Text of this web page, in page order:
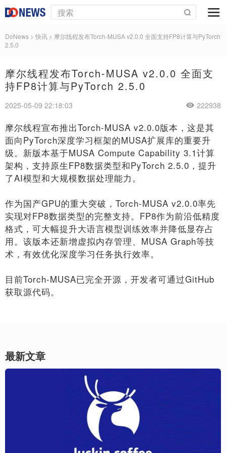
DoNews > 快讯 > 摩尔线程发布Torch-MUSA v2.0.0 全面支持FP8计算与PyTorch
2.5.0
摩尔线程发布Torch-MUSA v2.0.0 全面支
持FP8计算与PyTorch 2.5.0
2025-05-09 22:18:03 222938
摩尔线程宣布推出Torch-MUSA v2.0.0版本，这是其
面向PyTorch深度学习框架的MUSA扩展库的重要升
级。新版本基于MUSA Compute Capability 3.1计算
架构，支持原生FP8数据类型和PyTorch 2.5.0，提升
了AI模型和大规模数据处理能力。
作为国产GPU的重大突破，Torch-MUSA v2.0.0率先
实现对FP8数据类型的完整支持。FP8作为前沿低精度
格式，可大幅提升大语言模型训练效率并降低显存占
用。该版本还新增虚拟内存管理、MUSA Graph等技
术，有效优化深度学习任务执行效率。
目前Torch-MUSA已完全开源，开发者可通过GitHub
获取源代码。
最新文章